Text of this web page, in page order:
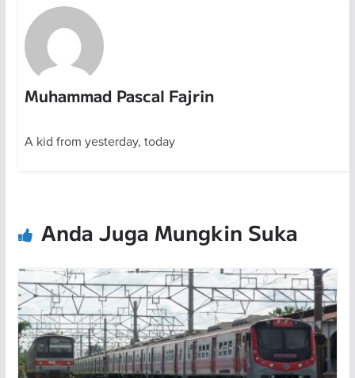
Muhammad Pascal Fajrin
A kid from yesterday, today
Anda Juga Mungkin Suka